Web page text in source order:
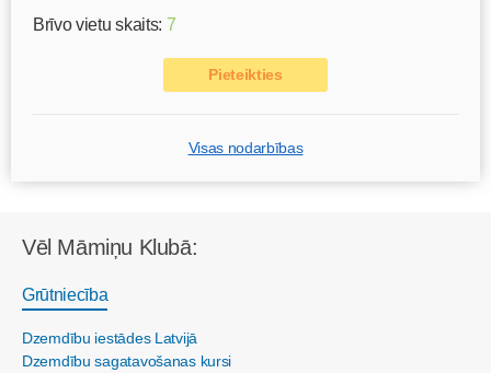
Brīvo vietu skaits: 7
Pieteikties
Visas nodarbības
Vēl Māmiņu Klubā:
Grūtniecība
Dzemdību iestādes Latvijā
Dzemdību sagatavošanas kursi